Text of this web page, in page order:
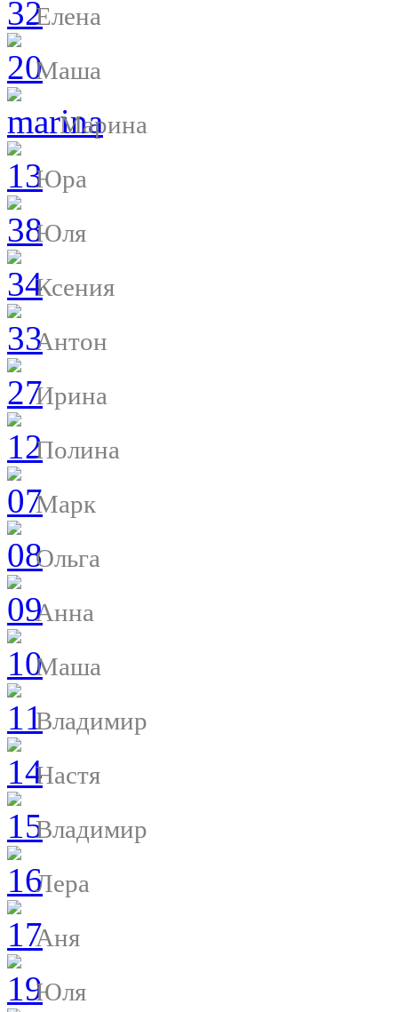
Елена
Маша
Марина
Юра
Юля
Ксения
Антон
Ирина
Полина
Марк
Ольга
Анна
Маша
Владимир
Настя
Владимир
Лера
Аня
Юля